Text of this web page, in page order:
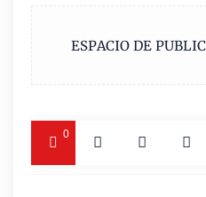
ESPACIO DE
0